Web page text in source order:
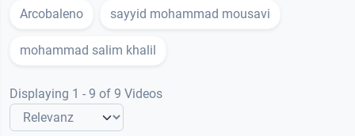
Arcobaleno sayyid mohammad mousavi
mohammad salim khalil
Displaying 1 - 9 of 9 Videos